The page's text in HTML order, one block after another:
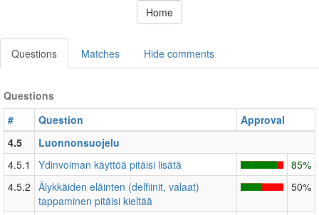
Home
Questions Matches Hide comments
Questions
#
Question
Approval
4.5
Luonnonsuojelu
4.5.1
Ydinvoiman käyttöä pitäisi lisätä
85%
4.5.2 Älykkäiden eläinten (delfiinit, valaat)
tappaminen pitäisi kieltää
50%